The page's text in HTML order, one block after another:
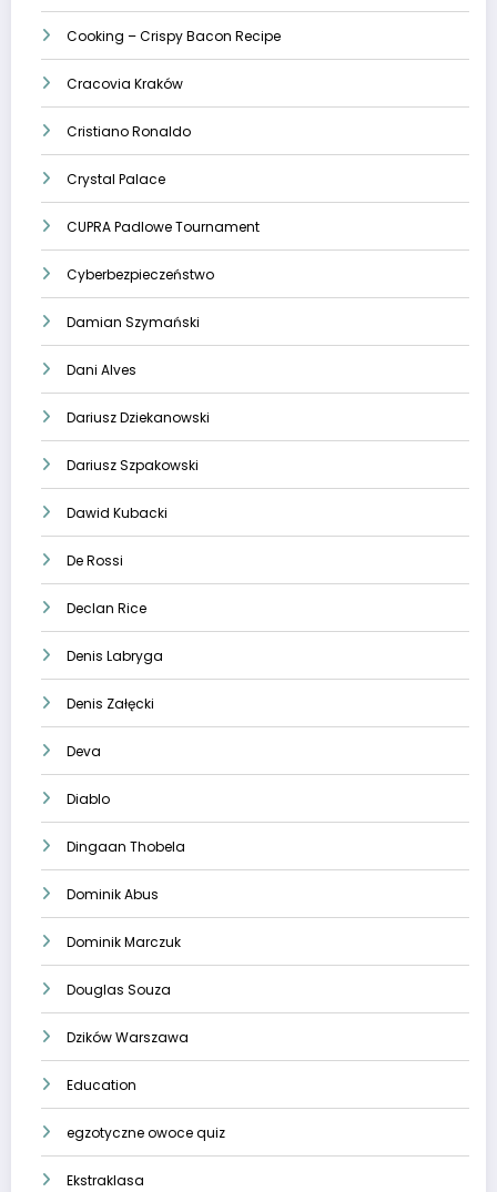
Cooking – Crispy Bacon Recipe
Cracovia Kraków
Cristiano Ronaldo
Crystal Palace
CUPRA Padlowe Tournament
Cyberbezpieczeństwo
Damian Szymański
Dani Alves
Dariusz Dziekanowski
Dariusz Szpakowski
Dawid Kubacki
De Rossi
Declan Rice
Denis Labryga
Denis Załęcki
Deva
Diablo
Dingaan Thobela
Dominik Abus
Dominik Marczuk
Douglas Souza
Dzików Warszawa
Education
egzotyczne owoce quiz
Ekstraklasa